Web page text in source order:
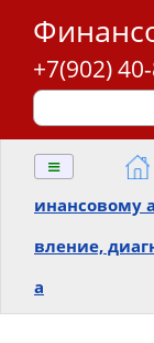
+7(902)
≡
инансовому
вление,
а